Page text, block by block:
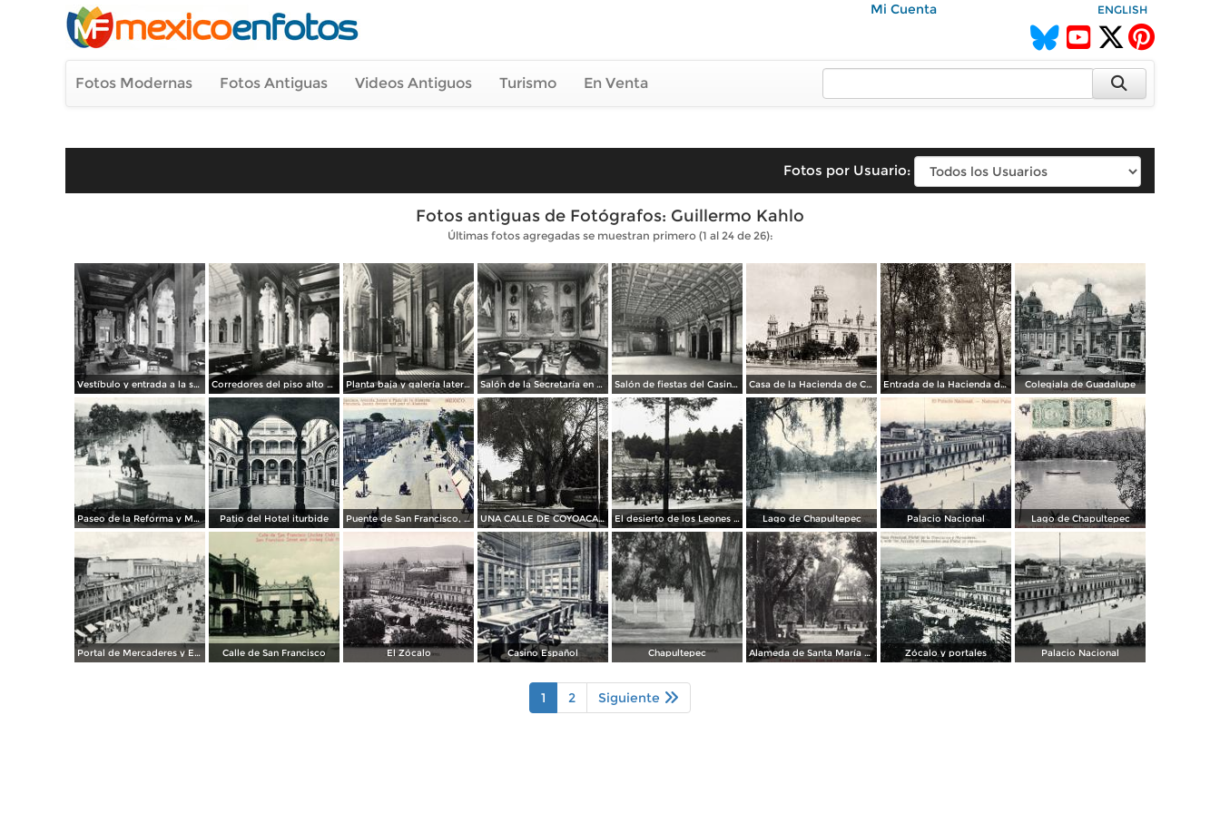
Mi Cuenta ENGLISH
Fotos Modernas Fotos Antiguas Videos Antiguos Turismo En Venta
Fotos por Usuario:
Fotos antiguas de Fotógrafos: Guillermo Kahlo
Últimas fotos agregadas se muestran primero (1 al 24 de 26):
Vestíbulo y entrada a la secretaría (1907) Corredores del piso alto en el Casino Español (1907) Planta baja y galería lateral, del Casino Español (1907) Salón de la Secretaría en el Casino Español (1907) Salón de fiestas del Casino Español (1907) Casa de la Hacienda de Chapingo Entrada de la Hacienda de Chapingo Colegiala de Guadalupe
Paseo de la Reforma y Monumento a Carlos IV Patio del Hotel iturbide Puente de San Francisco, Avenida Juárez y parte de la Alameda UNA CALLE DE COYOACAN por el fotografo FEDERICK KAHLO El desierto de los Leones por el fotografo FEDERICK KHALO (1915) Lago de Chapultepec Palacio Nacional Lago de Chapultepec
Portal de Mercaderes y Empedradillo Calle de San Francisco El Zócalo Casino Español Chapultepec Alameda de Santa María La Ribera Zócalo y portales Palacio Nacional
1 2 Siguiente